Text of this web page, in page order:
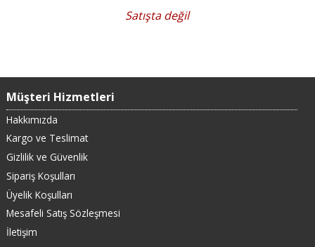
Satışta değil
Müşteri Hizmetleri
Hakkımızda
Kargo ve Teslimat
Gizlilik ve Güvenlik
Sipariş Koşulları
Üyelik Koşulları
Mesafeli Satış Sözleşmesi
İletişim